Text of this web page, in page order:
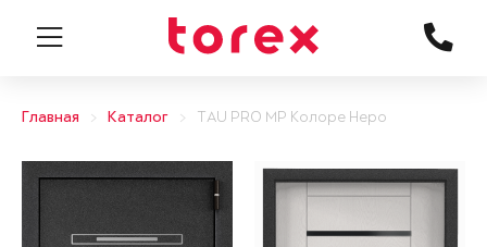
Главная Каталог TAU PRO MP Колоре Неро